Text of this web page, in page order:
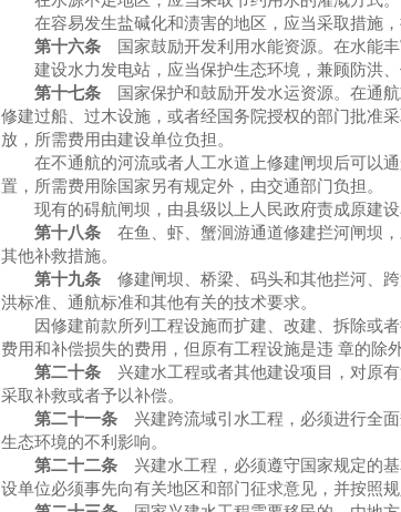
在容易发生盐碱化和渍害的地区，应当采取措施，
第十六条 国家鼓励开发利用水能资源。在水能
建设水力发电站，应当保护生态环境，兼顾防洪、
第十七条 国家保护和鼓励开发水运资源。在通
修建过船、过木设施，或者经国务院授权的部门批准
放，所需费用由建设单位负担。
在不通航的河流或者人工水道上修建闸坝后可以通
置，所需费用除国家另有规定外，由交通部门负担。
现有的碍航闸坝，由县级以上人民政府责成原建设
第十八条 在鱼、虾、蟹洄游通道修建拦河闸坝
其他补救措施。
第十九条 修建闸坝、桥梁、码头和其他拦河、
洪标准、通航标准和其他有关的技术要求。
因修建前款所列工程设施而扩建、改建、拆除或者
费用和补偿损失的费用，但原有工程设施是违 章的除外
第二十条 兴建水工程或者其他建设项目，对原
采取补救或者予以补偿。
第二十一条 兴建跨流域引水工程，必须进行全
生态环境的不利影响。
第二十二条 兴建水工程，必须遵守国家规定的
设单位必须事先向有关地区和部门征求意见，并按照